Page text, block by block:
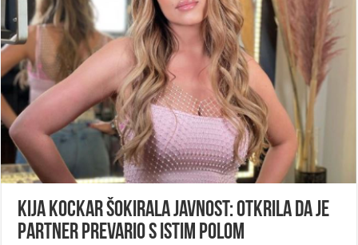
KIJA KOCKAR ŠOKIRALA JAVNOST: Otkrila da je
partner prevario s istim polom